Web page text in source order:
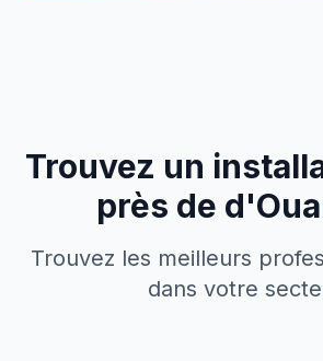
Trouvez un
près de d'
Trouvez les meilleurs
dans votre